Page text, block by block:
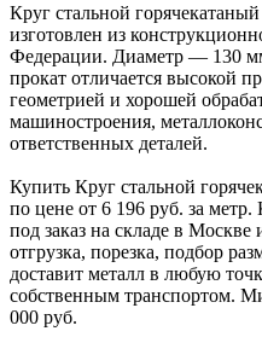
Круг стальной
изготовлен из
Федерации. Диаметр — 130
прокат отличается высокой
геометрией и хорошей
машиностроения,
ответственных деталей.
Купить Круг стальной
по цене от 6 196 руб. за
под заказ на складе в
отгрузка, порезка, подбор
доставит металл в любую
собственным транспортом.
000 руб.